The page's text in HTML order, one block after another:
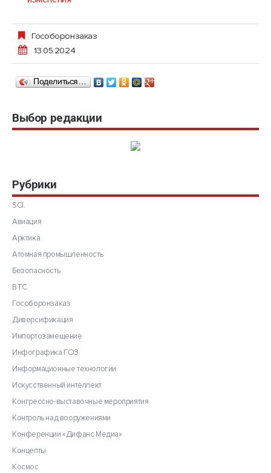
Гособоронзаказ
13.05.2024
Поделиться…
Выбор редакции
Рубрики
SCI.
Авиация
Арктика
Атомная промышленность
Безопасность
ВТС
Гособоронзаказ
Диверсификация
Импортозамещение
Инфографика ГОЗ
Информационные технологии
Искусственный интеллект
Конгрессно-выставочные мероприятия
Контроль над вооружениями
Конференции «Дифанс Медиа»
Концепты
Космос